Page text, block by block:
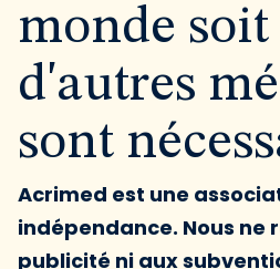
monde soit
d'autres
sont
Acrimed est une
indépendance. Nous ne
publicité ni aux